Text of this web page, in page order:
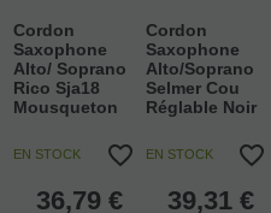
Cordon
Saxophone
Alto/ Soprano
Rico Sja18
Mousqueton
EN STOCK
36,79 €
Cordon
Saxophone
Alto/Soprano
Selmer Cou
Réglable Noir
EN STOCK
39,31 €